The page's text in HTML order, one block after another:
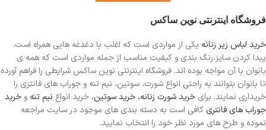
فروشگاه اینترنتی نوین ساکس
خرید لباس زیر زنانه یکی از مواردی است که اغلب با دغدغه هایی همراه است.
پیدا کردن سایز،رنگ بندی و کیفیت مناسب از جمله مواردی است که همه ی
بانوان با آن مواجه بوده اند. فروشگاه اینترنتی نوین ساکس شرایطی را فراهم آورده
تا بانوان بتوانند به راحتی انواع شورت، سوتین، نیم تنه و جوراب های فانتزی را
خریداری نمایند. برای خرید شورت زنانه، خرید سوتین، خرید انواع نیم تنه و خرید
جوراب های فانتری کافی است به دسته بندی های موجود در سایت مراجعه
نموده و طرح های مورد نظر خود را انتخاب نمایید.